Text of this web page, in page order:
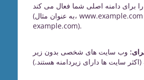
برای دامنه اصلی شما فعال می کند
(به عنوان مثال، www.example.com و
example.com).
وب سایت های شخصی بدون زیر
(اکثر سایت ها دارای زیردامنه هستند.)